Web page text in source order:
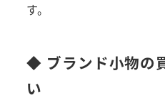
す。
◆ ブランド小物の
い